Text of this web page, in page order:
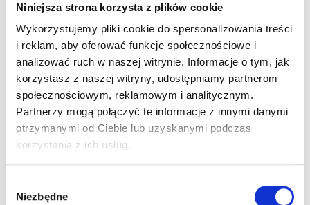
Niniejsza strona korzysta z plików cookie
Wykorzystujemy pliki cookie do spersonalizowania treści
i reklam, aby oferować funkcje społecznościowe i
analizować ruch w naszej witrynie. Informacje o tym, jak
korzystasz z naszej witryny, udostępniamy partnerom
społecznościowym, reklamowym i analitycznym.
Partnerzy mogą połączyć te informacje z innymi danymi
otrzymanymi od Ciebie lub uzyskanymi podczas
korzystania z ich usług.
zgody
Niezbędne
Rolka 46/11/90 mm, z łożyskiem 6200ZZ max. 60 kg